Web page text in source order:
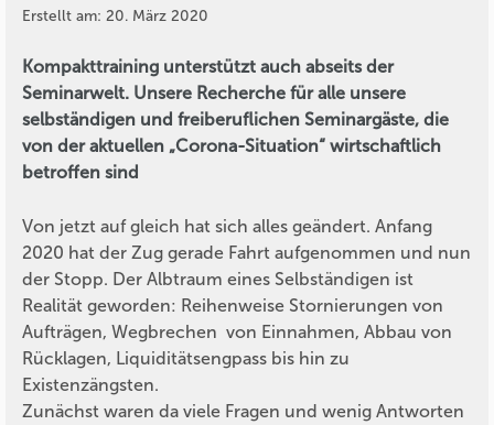
Erstellt am: 20. März 2020
Kompakttraining unterstützt auch abseits der
Seminarwelt. Unsere Recherche für alle unsere
selbständigen und freiberuflichen Seminargäste, die
von der aktuellen „Corona-Situation“ wirtschaftlich
betroffen sind
Von jetzt auf gleich hat sich alles geändert. Anfang
2020 hat der Zug gerade Fahrt aufgenommen und nun
der Stopp. Der Albtraum eines Selbständigen ist
Realität geworden: Reihenweise Stornierungen von
Aufträgen, Wegbrechen von Einnahmen, Abbau von
Rücklagen, Liquiditätsengpass bis hin zu
Existenzängsten.
Zunächst waren da viele Fragen und wenig Antworten